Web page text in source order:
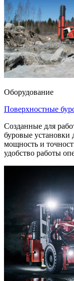
Оборудование
Поверхностные
Созданные для
буровые установки
мощность и
удобство работы